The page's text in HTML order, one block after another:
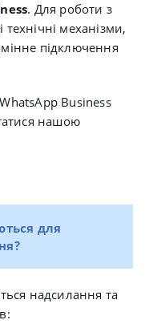
. Для роботи з
механізми,
підключення
Business
нашою
для
надсилання та